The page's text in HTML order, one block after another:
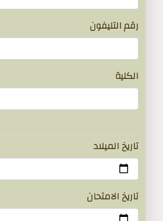
رقم التليفون
الكلية
تاريخ الميلاد
تاريخ الامتحان